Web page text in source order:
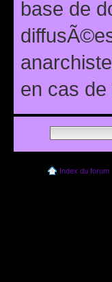
base de
en cas
Index du forum